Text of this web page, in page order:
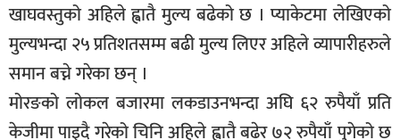
खाघवस्तुको अहिले ह्वातै मुल्य बढेको छ । प्याकेटमा लेखिएको
मुल्यभन्दा २५ प्रतिशतसम्म बढी मुल्य लिएर अहिले व्यापारीहरुले
समान बच्ने गरेका छन् ।
मोरङको लोकल बजारमा लकडाउनभन्दा अघि ६२ रुपैयाँ प्रति
केजीमा पाइदै गरेको चिनि अहिले ह्वातै बढेर ७२ रुपैयाँ पुगेको छ